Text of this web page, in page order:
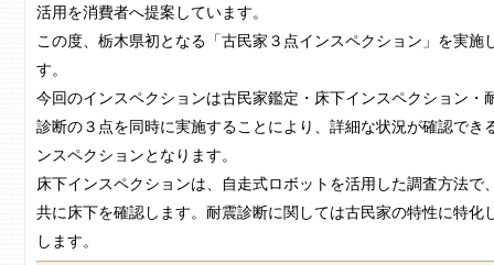
活用を消費者へ提案しています。
この度、栃木県初となる「古民家３点インスペクション」を実施
す。
今回のインスペクションは古民家鑑定・床下インスペクション・
診断の３点を同時に実施することにより、詳細な状況が確認でき
ンスペクションとなります。
床下インスペクションは、自走式ロボットを活用した調査方法で
共に床下を確認します。耐震診断に関しては古民家の特性に特化
します。